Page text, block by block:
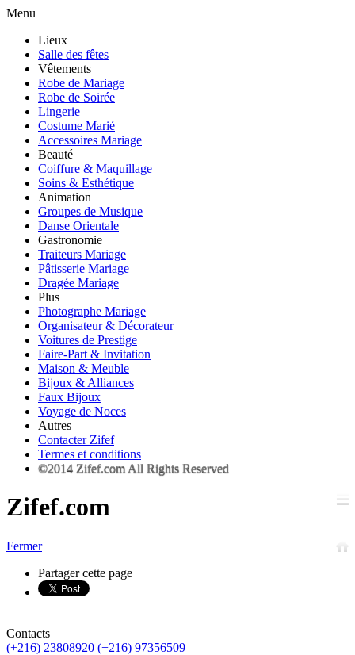
Menu
Lieux
Salle des fêtes
Vêtements
Robe de Mariage
Robe de Soirée
Lingerie
Costume Marié
Accessoires Mariage
Beauté
Coiffure & Maquillage
Soins & Esthétique
Animation
Groupes de Musique
Danse Orientale
Gastronomie
Traiteurs Mariage
Pâtisserie Mariage
Dragée Mariage
Plus
Photographe Mariage
Organisateur & Décorateur
Voitures de Prestige
Faire-Part & Invitation
Maison & Meuble
Bijoux & Alliances
Faux Bijoux
Voyage de Noces
Autres
Contacter Zifef
Termes et conditions
©2014 Zifef.com All Rights Reserved
Zifef.com
Fermer
Partager cette page
Contacts
(+216) 23808920 (+216) 97356509